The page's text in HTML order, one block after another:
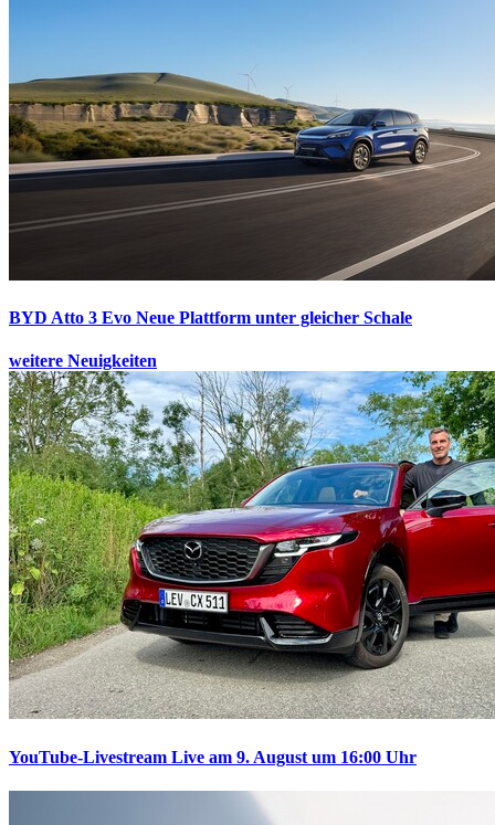
BYD Atto 3 Evo Neue Plattform unter gleicher Schale
weitere Neuigkeiten
YouTube-Livestream Live am 9. August um 16:00 Uhr